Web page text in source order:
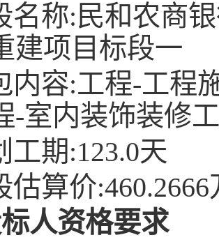
名称:民和农商
建项目标段一
内容:工程-工程
-室内装饰装修
工期:123.0天
估算价:460.2666
人资格要求